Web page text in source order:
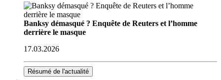
Banksy démasqué ? Enquête de Reuters et l’homme
derrière le masque
17.03.2026
Résumé de l'actualité